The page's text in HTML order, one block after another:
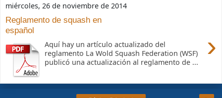
miércoles, 26 de noviembre de 2014
Reglamento de squash en
español
›
Aquí hay un artículo actualizado del
reglamento La Wold Squash Federation (WSF)
publicó una actualización al reglamento de ...